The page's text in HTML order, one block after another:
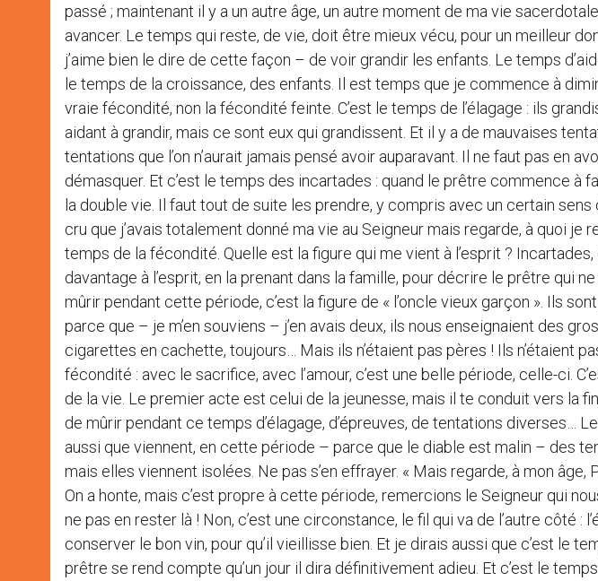
passé ; maintenant il y a un autre âge, un autre moment de ma vie
avancer. Le temps qui reste, de vie, doit être mieux vécu, pour un meilleur
j’aime bien le dire de cette façon – de voir grandir les enfants. Le temps
le temps de la croissance, des enfants. Il est temps que je commence à
vraie fécondité, non la fécondité feinte. C’est le temps de l’élagage : ils
aidant à grandir, mais ce sont eux qui grandissent. Et il y a de mauvaises
tentations que l’on n’aurait jamais pensé avoir auparavant. Il ne faut pas en
démasquer. Et c’est le temps des incartades : quand le prêtre commence à
la double vie. Il faut tout de suite les prendre, y compris avec un certain sens
cru que j’avais totalement donné ma vie au Seigneur mais regarde, à quoi je
temps de la fécondité. Quelle est la figure qui me vient à l’esprit ?
davantage à l’esprit, en la prenant dans la famille, pour décrire le prêtre qui
mûrir pendant cette période, c’est la figure de « l’oncle vieux garçon ». Ils
parce que – je m’en souviens – j’en avais deux, ils nous enseignaient des
cigarettes en cachette, toujours… Mais ils n’étaient pas pères ! Ils n’étaient
fécondité : avec le sacrifice, avec l’amour, c’est une belle période, celle-ci.
de la vie. Le premier acte est celui de la jeunesse, mais il te conduit vers la
de mûrir pendant ce temps d’élagage, d’épreuves, de tentations diverses…
aussi que viennent, en cette période – parce que le diable est malin – des
mais elles viennent isolées. Ne pas s’en effrayer. « Mais regarde, à mon âge,
On a honte, mais c’est propre à cette période, remercions le Seigneur qui
ne pas en rester là ! Non, c’est une circonstance, le fil qui va de l’autre côté :
conserver le bon vin, pour qu’il vieillisse bien. Et je dirais aussi que c’est le
prêtre se rend compte qu’un jour il dira définitivement adieu. Et c’est le